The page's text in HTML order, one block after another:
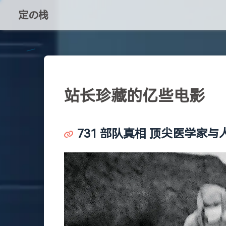
定の栈
站长珍藏的亿些电影
731 部队真相 顶尖医学家与